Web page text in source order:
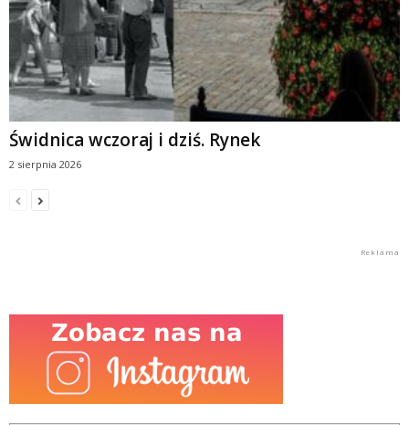
Świdnica wczoraj i dziś. Rynek
2 sierpnia 2026